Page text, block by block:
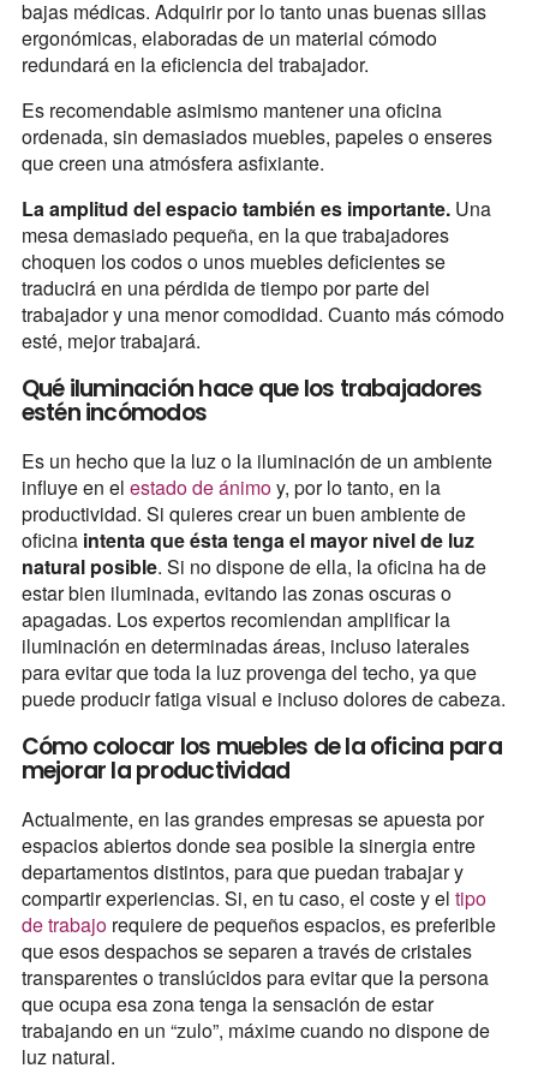
bajas médicas. Adquirir por lo tanto unas buenas sillas
ergonómicas, elaboradas de un material cómodo
redundará en la eficiencia del trabajador.
Es recomendable asimismo mantener una oficina
ordenada, sin demasiados muebles, papeles o enseres
que creen una atmósfera asfixiante.
La amplitud del espacio también es importante.Una
mesa demasiado pequeña, en la que trabajadores
choquen los codos o unos muebles deficientes se
traducirá en una pérdida de tiempo por parte del
trabajador y una menor comodidad. Cuanto más cómodo
esté, mejor trabajará.
Qué iluminación hace que los trabajadores
estén incómodos
Es un hecho que la luz o la iluminación de un ambiente
influye en el estado de ánimoy, por lo tanto, en la
productividad. Si quieres crear un buen ambiente de
oficinaintenta que ésta tenga el mayor nivel de luz
natural posible. Si no dispone de ella, la oficina ha de
estar bien iluminada, evitando las zonas oscuras o
apagadas. Los expertos recomiendan amplificar la
iluminación en determinadas áreas, incluso laterales
para evitar que toda la luz provenga del techo, ya que
puede producir fatiga visual e incluso dolores de cabeza.
Cómo colocar los muebles de la oficina para
mejorar la productividad
Actualmente, en las grandes empresas se apuesta por
espacios abiertos donde sea posible la sinergia entre
departamentos distintos, para que puedan trabajar y
compartir experiencias. Si, en tu caso, el coste y el tipo
de trabajorequiere de pequeños espacios, es preferible
que esos despachos se separen a través de cristales
transparentes o translúcidos para evitar que la persona
que ocupa esa zona tenga la sensación de estar
trabajando en un “zulo”, máxime cuando no dispone de
luz natural.